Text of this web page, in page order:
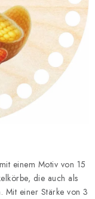
einem Motiv von 15
die auch als
Mit einer Stärke von 3